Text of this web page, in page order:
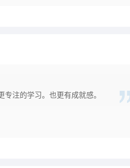
注的学习。也更有成就感。